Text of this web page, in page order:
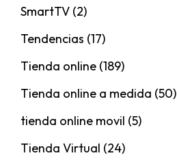
SmartTV (2)
Tendencias (17)
Tienda online (189)
Tienda online a medida (50)
tienda online movil (5)
Tienda Virtual (24)